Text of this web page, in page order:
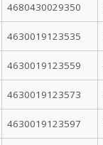
4680430029350
4630019123535
4630019123559
4630019123573
4630019123597